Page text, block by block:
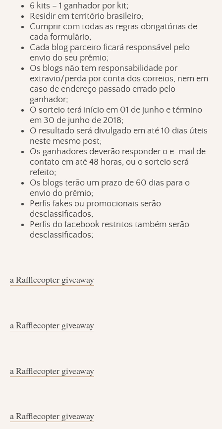
6 kits – 1 ganhador por kit;
Residir em território brasileiro;
Cumprir com todas as regras obrigatórias de
cada formulário;
Cada blog parceiro ficará responsável pelo
envio do seu prêmio;
Os blogs não tem responsabilidade por
extravio/perda por conta dos correios, nem em
caso de endereço passado errado pelo
ganhador;
O sorteio terá início em 01 de junho e término
em 30 de junho de 2018;
O resultado será divulgado em até 10 dias úteis
neste mesmo post;
Os ganhadores deverão responder o e-mail de
contato em até 48 horas, ou o sorteio será
refeito;
Os blogs terão um prazo de 60 dias para o
envio do prêmio;
Perfis fakes ou promocionais serão
desclassificados;
Perfis do facebook restritos também serão
desclassificados;
a Rafflecopter giveaway
a Rafflecopter giveaway
a Rafflecopter giveaway
a Rafflecopter giveaway